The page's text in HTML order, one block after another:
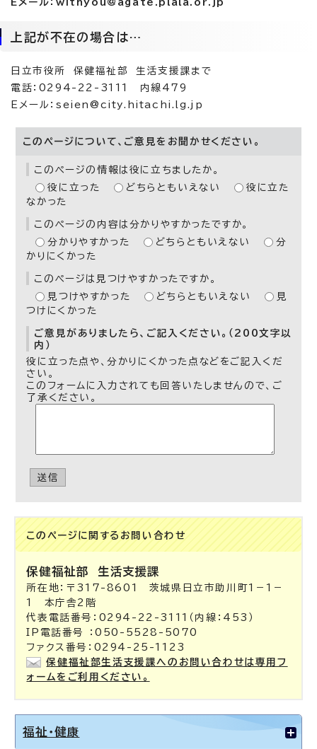
Eメール：withyou@agate.plala.or.jp
上記が不在の場合は…
日立市役所 保健福祉部 生活支援課まで
電話：0294-22-3111 内線479
Eメール：seien@city.hitachi.lg.jp
このページについて、ご意見をお聞かせください。
このページの情報は役に立ちましたか。
役に立った
どちらともいえない
役に立た
なかった
このページの内容は分かりやすかったですか。
分かりやすかった
どちらともいえない
分
かりにくかった
このページは見つけやすかったですか。
見つけやすかった
どちらともいえない
見
つけにくかった
ご意見がありましたら、ご記入ください。（200文字以
内）
役に立った点や、分かりにくかった点などをご記入くだ
さい。
このフォームに入力されても回答いたしませんので、ご
了承ください。
送信
このページに関する お問い合わせ
保健福祉部 生活支援課
所在地：〒317-8601 茨城県日立市助川町1－1－
1 本庁舎2階
代表電話番号：0294-22-3111（内線：453）
IP電話番号 ：050-5528-5070
ファクス番号：0294-25-1123
保健福祉部生活支援課へのお問い合わせは専用フ
ォームをご利用ください。
福祉・健康